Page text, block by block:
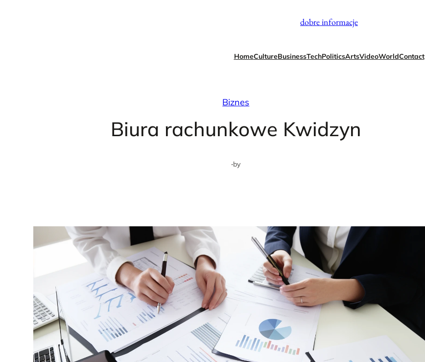
dobre informacje
HomeCultureBusinessTechPoliticsArtsVideoWorldContact
Biznes
Biura rachunkowe Kwidzyn
·by